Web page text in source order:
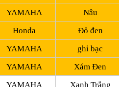
YAMAHA
Nâu
Honda
Đỏ đen
YAMAHA
ghi bạc
YAMAHA
Xám Đen
YAMAHA Xanh Trắng